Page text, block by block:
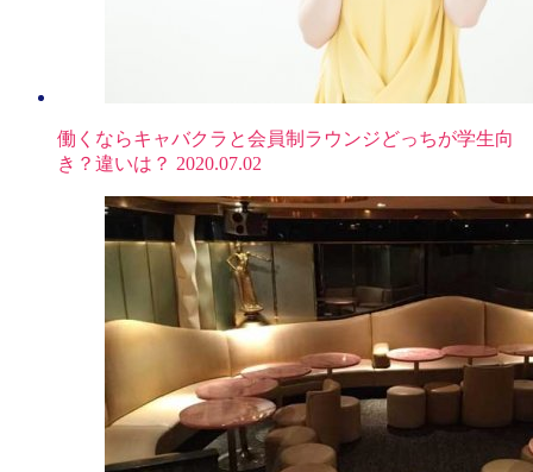
働くならキャバクラと会員制ラウンジどっちが学生向
き？違いは？ 2020.07.02